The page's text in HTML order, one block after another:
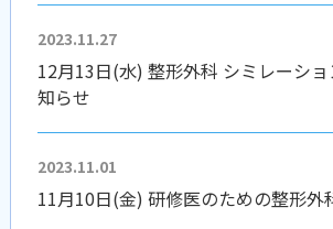
2023.11.27
12月13日(水) 整形外科 シミレーシ
知らせ
2023.11.01
11月10日(金) 研修医のための整形外